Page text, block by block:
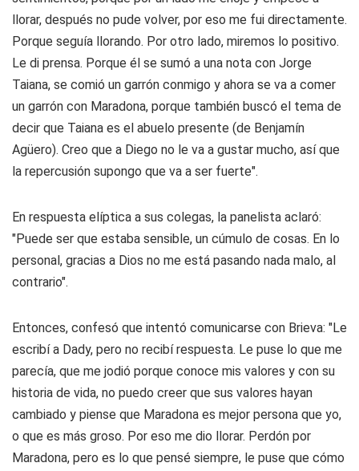
llorar, después no pude volver, por eso me fui directamente.
Porque seguía llorando. Por otro lado, miremos lo positivo.
Le di prensa. Porque él se sumó a una nota con Jorge
Taiana, se comió un garrón conmigo y ahora se va a comer
un garrón con Maradona, porque también buscó el tema de
decir que Taiana es el abuelo presente (de Benjamín
Agüero). Creo que a Diego no le va a gustar mucho, así que
la repercusión supongo que va a ser fuerte".
En respuesta elíptica a sus colegas, la panelista aclaró:
"Puede ser que estaba sensible, un cúmulo de cosas. En lo
personal, gracias a Dios no me está pasando nada malo, al
contrario".
Entonces, confesó que intentó comunicarse con Brieva: "Le
escribí a Dady, pero no recibí respuesta. Le puse lo que me
parecía, que me jodió porque conoce mis valores y con su
historia de vida, no puedo creer que sus valores hayan
cambiado y piense que Maradona es mejor persona que yo,
o que es más groso. Por eso me dio llorar. Perdón por
Maradona, pero es lo que pensé siempre, le puse que cómo